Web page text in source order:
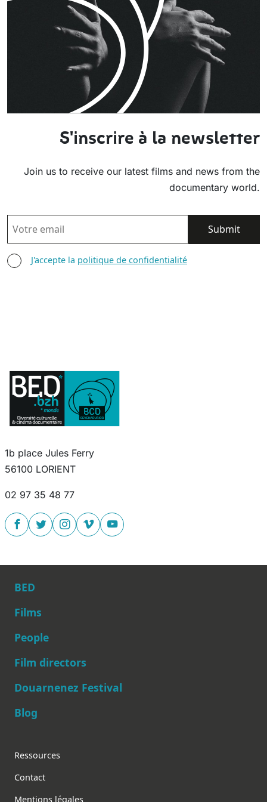
S'inscrire à la newsletter
Join us to receive our latest films and news from the
documentary world.
EMAIL
AGREE TERMS
J'accepte la politique de confidentialité
1b place Jules Ferry
56100 LORIENT
02 97 35 48 77
Main navigation
BED
Films
People
Film directors
Douarnenez Festival
Blog
Footer
Ressources
Contact
Mentions légales